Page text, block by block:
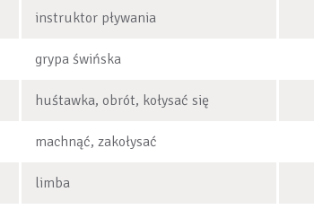
instruktor pływania
grypa świńska
huśtawka, obrót, kołysać się
machnąć, zakołysać
limba